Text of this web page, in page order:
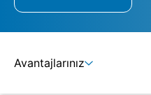
Avantajlarınız